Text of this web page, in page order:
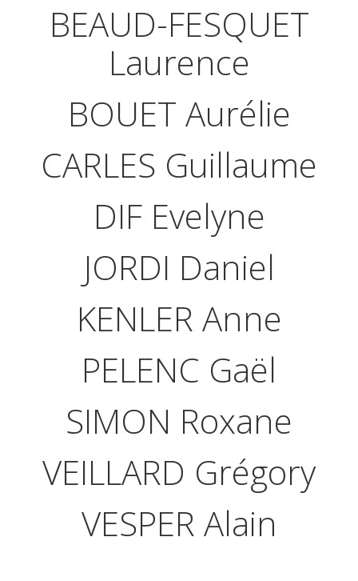
BEAUD-FESQUET
Laurence
BOUET Aurélie
CARLES Guillaume
DIF Evelyne
JORDI Daniel
KENLER Anne
PELENC Gaël
SIMON Roxane
VEILLARD Grégory
VESPER Alain